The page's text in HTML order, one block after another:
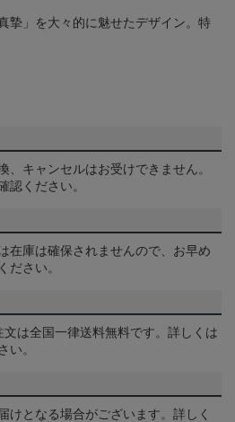
摯」を大々的に魅せたデザイン。特
、キャンセルはお受けできません。
認ください。
在庫は確保されませんので、お早め
ださい。
は全国一律送料無料です。詳しくは
い。
けとなる場合がございます。詳しく